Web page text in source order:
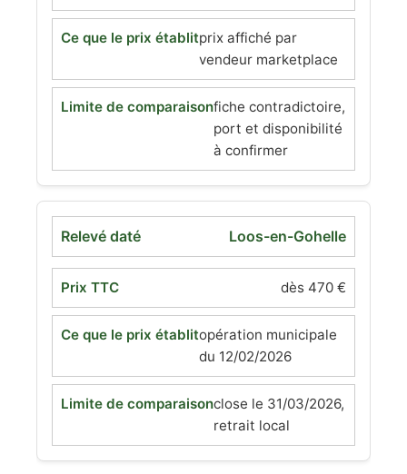
prix affiché par
vendeur marketplace
fiche contradictoire,
port et disponibilité
à confirmer
Loos-en-Gohelle
dès 470 €
opération municipale
du 12/02/2026
close le 31/03/2026,
retrait local